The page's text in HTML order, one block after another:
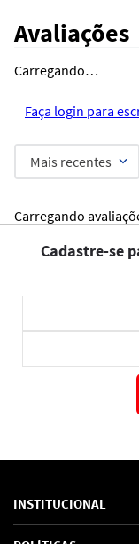
Avaliações
Carregando…
Faça login para
Mais recentes
Carregando
Cadastre-se
INSTITUCIONAL
Sobre Nós